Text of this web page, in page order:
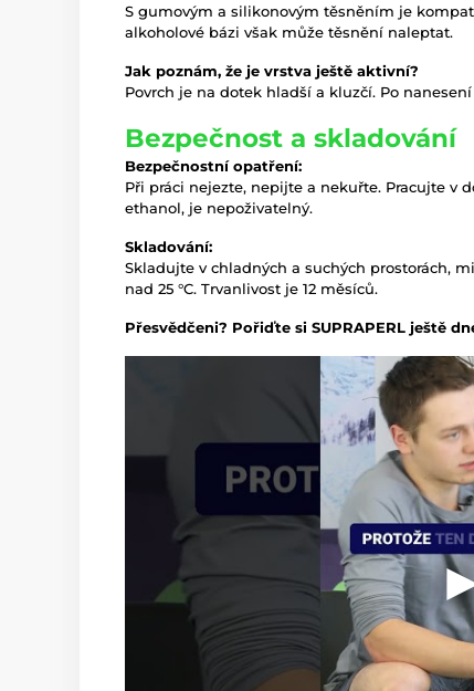
S gumovým a silikonovým těsněním je
alkoholové bázi však může těsnění naleptat.
Jak poznám, že je vrstva ještě aktivní?
Povrch je na dotek hladší a kluzčí. Po
Bezpečnost a skladování
Bezpečnostní opatření:
Při práci nejezte, nepijte a nekuřte. Pracujte v
ethanol, je nepoživatelný.
Skladování:
Skladujte v chladných a suchých prostorách,
nad 25 °C. Trvanlivost je 12 měsíců.
Přesvědčeni? Pořiďte si SUPRAPERL ještě